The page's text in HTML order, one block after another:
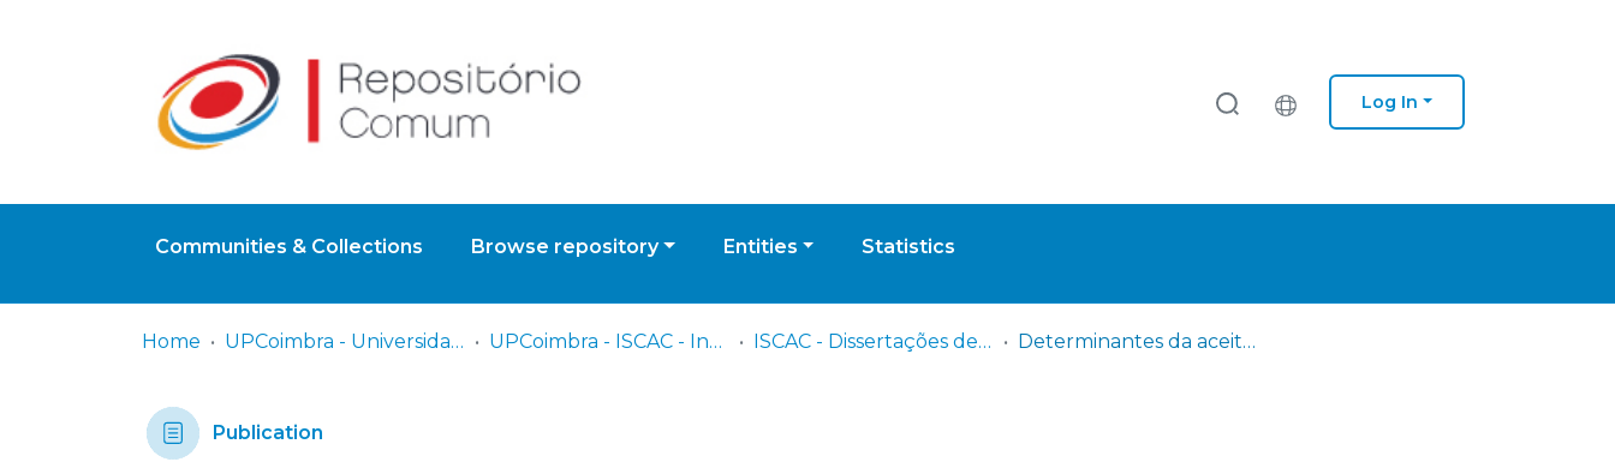
Log In
Communities & Collections Browse repository Entities Statistics
Home UPCoimbra - Universidade Politécnica de Coimbra UPCoimbra - ISCAC - Instituto Superior de Contabilidade e Administração de Coimbra ISCAC - Dissertações de Mestrado Determinantes da aceitação e utilização de dados governamentais abertos em Portugal: um estudo empírico
Publication